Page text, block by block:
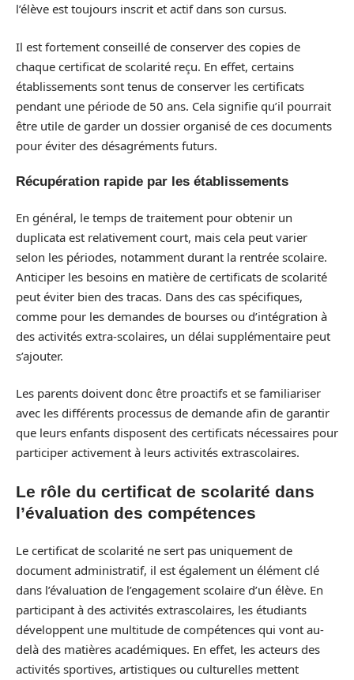
l’élève est toujours inscrit et actif dans son cursus.
Il est fortement conseillé de conserver des copies de
chaque certificat de scolarité reçu. En effet, certains
établissements sont tenus de conserver les certificats
pendant une période de 50 ans. Cela signifie qu’il pourrait
être utile de garder un dossier organisé de ces documents
pour éviter des désagréments futurs.
Récupération rapide par les établissements
En général, le temps de traitement pour obtenir un
duplicata est relativement court, mais cela peut varier
selon les périodes, notamment durant la rentrée scolaire.
Anticiper les besoins en matière de certificats de scolarité
peut éviter bien des tracas. Dans des cas spécifiques,
comme pour les demandes de bourses ou d’intégration à
des activités extra-scolaires, un délai supplémentaire peut
s’ajouter.
Les parents doivent donc être proactifs et se familiariser
avec les différents processus de demande afin de garantir
que leurs enfants disposent des certificats nécessaires pour
participer activement à leurs activités extrascolaires.
Le rôle du certificat de scolarité dans
l’évaluation des compétences
Le certificat de scolarité ne sert pas uniquement de
document administratif, il est également un élément clé
dans l’évaluation de l’engagement scolaire d’un élève. En
participant à des activités extrascolaires, les étudiants
développent une multitude de compétences qui vont au-
delà des matières académiques. En effet, les acteurs des
activités sportives, artistiques ou culturelles mettent